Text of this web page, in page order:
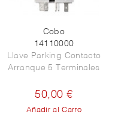
Cobo
14110000
Llave Parking Contacto
Arranque 5 Terminales
50,00 €
Añadir al Carro